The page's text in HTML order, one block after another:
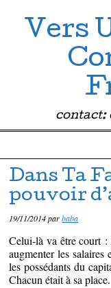
Vers
contact:
Passer directement au
Dans Ta
pouvoir
19/11/2014parbaba
Celui-là va être court
augmenter les
les possédants du
Chacun était à sa place.